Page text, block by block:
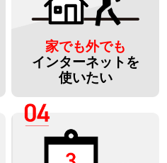
家でも外でも
インターネットを
使いたい